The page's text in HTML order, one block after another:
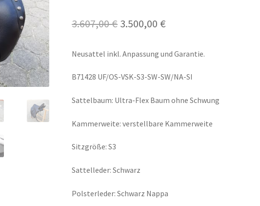
3.607,00€ Ursprünglicher
war:
3.607,00 €
3.500,00 €
ist:
3.500,00 €.
Neusattel inkl. Anpassung und Garantie.
B71428 UF/OS-VSK-S3-SW-SW/NA-SI
Sattelbaum: Ultra-Flex Baum ohne Schwung
Kammerweite: verstellbare Kammerweite
Sitzgröße: S3
Sattelleder: Schwarz
Polsterleder: Schwarz Nappa